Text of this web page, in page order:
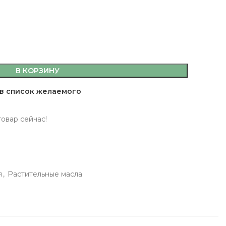
В КОРЗИНУ
список желаемого
сейчас!
, Растительные масла